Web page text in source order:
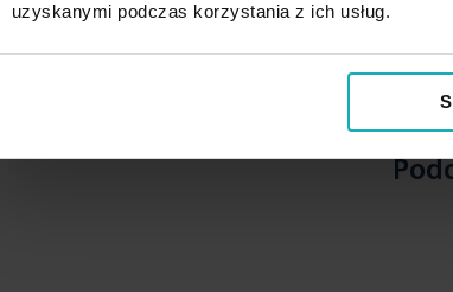
uzyskanymi podczas korzystania z ich usług.